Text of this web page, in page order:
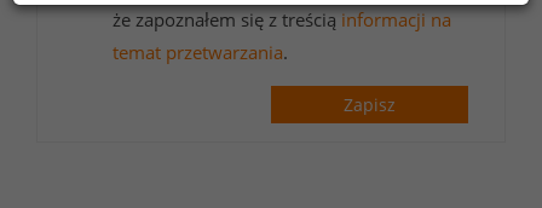
że zapoznałem się z treściąinformacji na
temat przetwarzania.
Zapisz